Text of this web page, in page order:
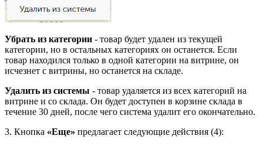
Убрать из категории - товар будет удален из текущей
категории, но в остальных категориях он останется. Если
товар находился только в одной категории на витрине, он
исчезнет с витрины, но останется на складе.
Удалить из системы - товар удаляется из всех категорий на
витрине и со склада. Он будет доступен в корзине склада в
течение 30 дней, после чего система удалит его окончательно.
3. Кнопка «Еще» предлагает следующие действия (4):